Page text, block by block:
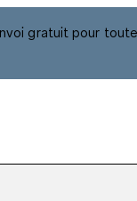
gratuit pour